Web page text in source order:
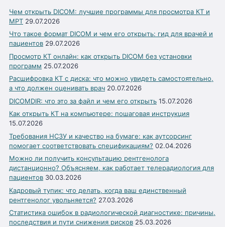
Чем открыть DICOM: лучшие программы для просмотра КТ и
МРТ 29.07.2026
Что такое формат DICOM и чем его открыть: гид для врачей и
пациентов 29.07.2026
Просмотр КТ онлайн: как открыть DICOM без установки
программ 25.07.2026
Расшифровка КТ с диска: что можно увидеть самостоятельно,
а что должен оценивать врач 20.07.2026
DICOMDIR: что это за файл и чем его открыть 15.07.2026
Как открыть КТ на компьютере: пошаговая инструкция
15.07.2026
Требования НСЗУ и качество на бумаге: как аутсорсинг
помогает соответствовать спецификациям? 02.04.2026
Можно ли получить консультацию рентгенолога
дистанционно? Объясняем, как работает телерадиология для
пациентов 30.03.2026
Кадровый тупик: что делать, когда ваш единственный
рентгенолог увольняется? 27.03.2026
Статистика ошибок в радиологической диагностике: причины,
последствия и пути снижения рисков 25.03.2026